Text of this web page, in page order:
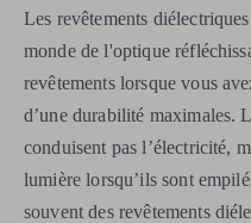
Les revêtements
monde de l'optique
revêtements lorsque vous
d’une durabilité maximales.
conduisent pas l’électricité,
lumière lorsqu’ils sont
souvent des revêtements